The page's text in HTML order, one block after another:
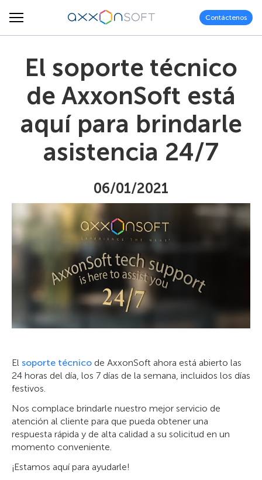
Contáctenos
El soporte técnico
de AxxonSoft está
aquí para brindarle
asistencia 24/7
06/01/2021
El soporte técnico de AxxonSoft ahora está abierto las
24 horas del día, los 7 días de la semana, incluidos los días
festivos.
Nos complace brindarle nuestro mejor servicio de
atención al cliente para que pueda obtener una
respuesta rápida y de alta calidad a su solicitud en un
momento conveniente.
¡Estamos aquí para ayudarle!